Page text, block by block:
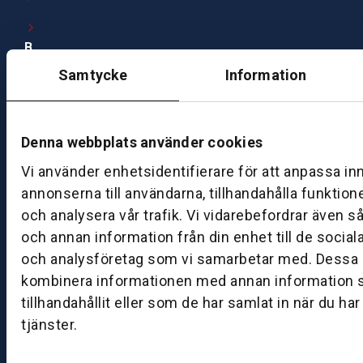
Samtycke Information
Denna webbplats använder cookies
Vi använder enhetsidentifierare för att anpassa
annonserna till användarna, tillhandahålla
och analysera vår trafik. Vi vidarebefordrar även
och annan information från din enhet till de
och analysföretag som vi samarbetar med. Dessa
kombinera informationen med annan information
tillhandahållit eller som de har samlat in när du
tjänster.
B
S
ö
v
e
B
ut
ik
J
ö